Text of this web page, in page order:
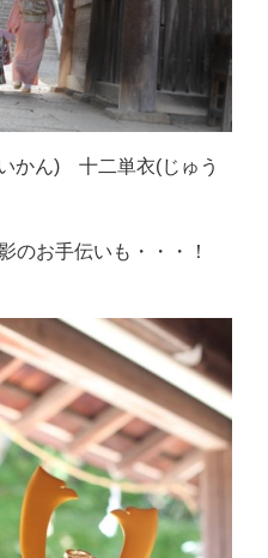
かん) 十二単衣(じゅう
のお手伝いも・・・！